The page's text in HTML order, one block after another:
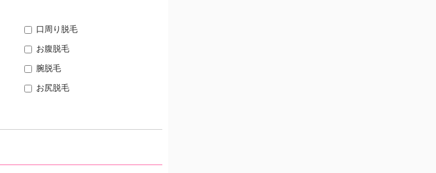
口周り脱毛
お腹脱毛
腕脱毛
お尻脱毛